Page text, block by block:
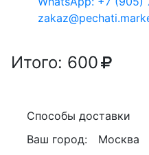
После 11:00
Итого: 600
Способы доставки
Ваш город:
Москва